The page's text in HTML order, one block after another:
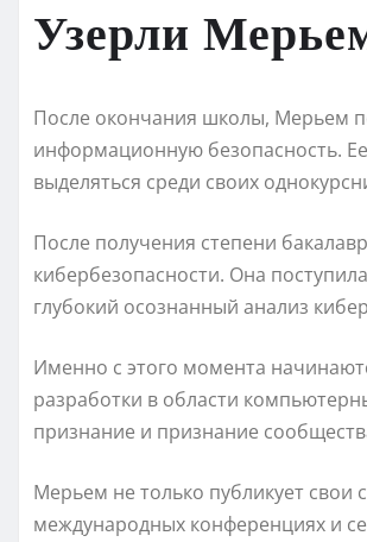
Узерли
После окончания школы, Мерьем
информационную безопасность.
выделяться среди своих
После получения степени
кибербезопасности. Она
глубокий осознанный анализ
Именно с этого момента
разработки в области
признание и признание
Мерьем не только публикует свои
международных конференциях и